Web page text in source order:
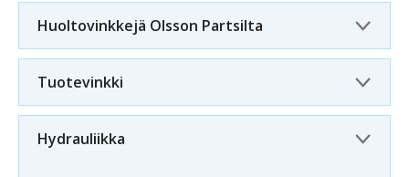
Huoltovinkkejä Olsson Partsilta
Tuotevinkki
Hydrauliikka